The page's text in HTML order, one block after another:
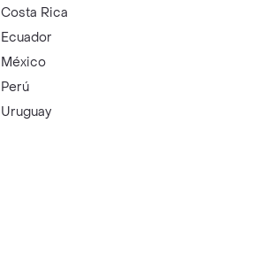
Costa Rica
Ecuador
México
Perú
Uruguay